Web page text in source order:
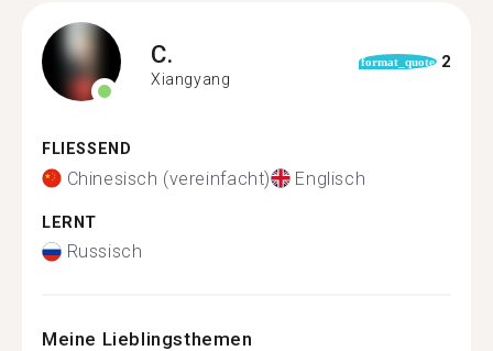
C.
Xiangyang
format_quote 2
FLIESSEND
Chinesisch (vereinfacht) Englisch
LERNT
Russisch
Meine Lieblingsthemen